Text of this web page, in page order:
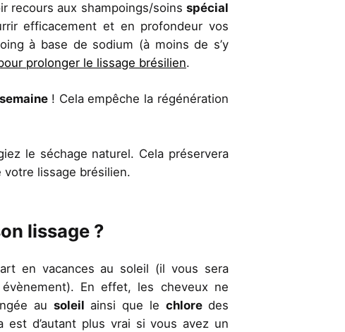
recours aux shampoings/soins spécial
efficacement et en profondeur vos
à base de sodium (à moins de s’y
prolonger le lissage brésilien.
! Cela empêche la régénération
le séchage naturel. Cela préservera
lissage brésilien.
lissage ?
en vacances au soleil (il vous sera
En effet, les cheveux ne
ausoleilainsi que lechloredes
est d’autant plus vrai si vous avez un